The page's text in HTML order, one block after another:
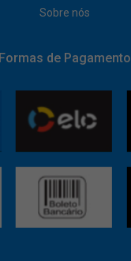
Sobre nós
Formas de Pagamento